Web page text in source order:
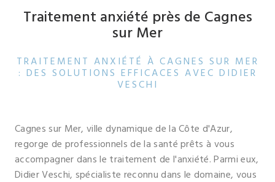
Traitement anxiété près de Cagnes
sur Mer
TRAITEMENT ANXIÉTÉ À CAGNES SUR MER
: DES SOLUTIONS EFFICACES AVEC DIDIER
VESCHI
Cagnes sur Mer, ville dynamique de la Côte d'Azur,
regorge de professionnels de la santé prêts à vous
accompagner dans le traitement de l'anxiété. Parmi eux,
Didier Veschi, spécialiste reconnu dans le domaine, vous